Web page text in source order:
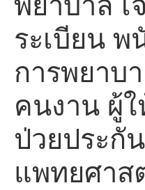
ระเบียน พ
การพยาบ
คนงาน ผู้
ป่วยประกั
แพทยศาส